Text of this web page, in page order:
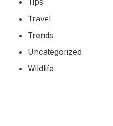
Travel
Trends
Uncategorized
Wildlife